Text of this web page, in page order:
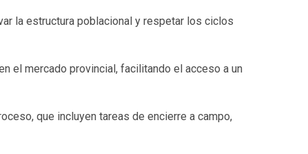
la estructura poblacional y respetar los ciclos
el mercado provincial, facilitando el acceso a un
que incluyen tareas de encierre a campo,